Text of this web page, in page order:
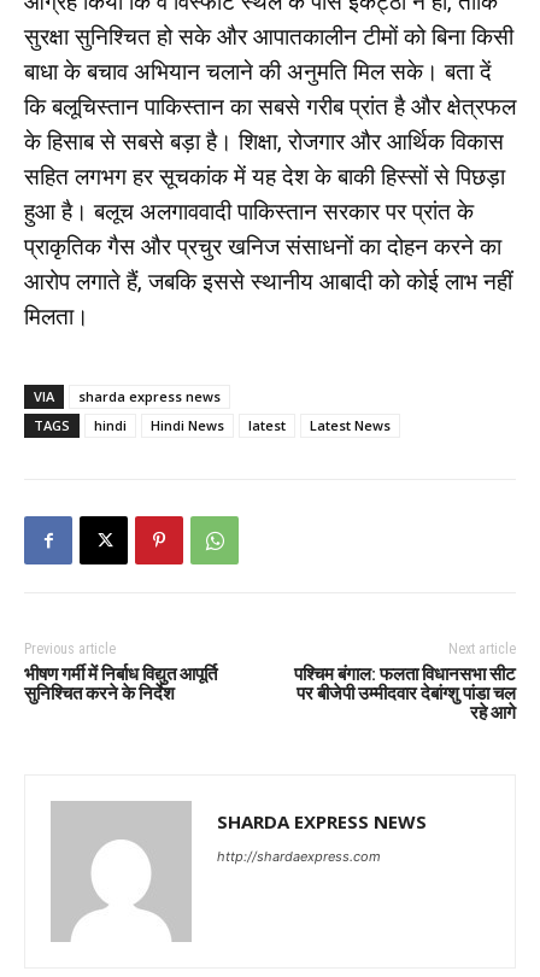
सुरक्षा सुनिश्चित हो सके और आपातकालीन टीमों को बिना किसी
बाधा के बचाव अभियान चलाने की अनुमति मिल सके। बता दें
कि बलूचिस्तान पाकिस्तान का सबसे गरीब प्रांत है और क्षेत्रफल
के हिसाब से सबसे बड़ा है। शिक्षा, रोजगार और आर्थिक विकास
सहित लगभग हर सूचकांक में यह देश के बाकी हिस्सों से पिछड़ा
हुआ है। बलूच अलगाववादी पाकिस्तान सरकार पर प्रांत के
प्राकृतिक गैस और प्रचुर खनिज संसाधनों का दोहन करने का
आरोप लगाते हैं, जबकि इससे स्थानीय आबादी को कोई लाभ नहीं
मिलता।
VIA
sharda express news
TAGS
hindi Hindi News latest Latest News
Previous article
भीषण गर्मी में निर्बाध विद्युत आपूर्ति
सुनिश्चित करने के निर्देश
Next article
पश्चिम बंगाल: फलता विधानसभा सीट
पर बीजेपी उम्मीदवार देबांग्शु पांडा चल
रहे आगे
SHARDA EXPRESS NEWS
http://shardaexpress.com